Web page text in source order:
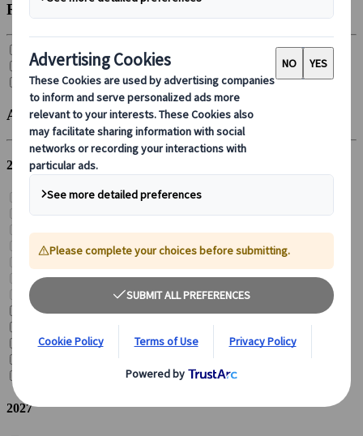
Reisetyp
Gruppenreise (
)
Individuelle Reise (27)
Selbstfahrerreise (4)
Abreisemonat
2026
Jan
Feb
Mär
Apr
Jun
Jul
Aug
Okt
2027